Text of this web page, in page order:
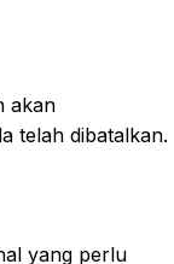
akan
telah dibatalkan.
yang perlu